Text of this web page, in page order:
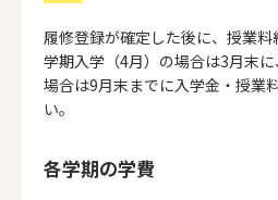
履修登録が確定した後に、授業
学期入学（4月）の場合は3月末
場合は9月末までに入学金・授業
い。
各学期の学費